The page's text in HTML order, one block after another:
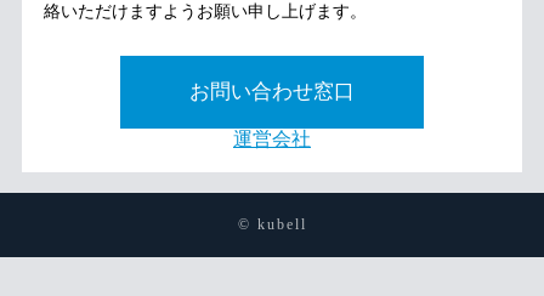
絡いただけますようお願い申し上げます。
お問い合わせ窓口
運営会社
© kubell